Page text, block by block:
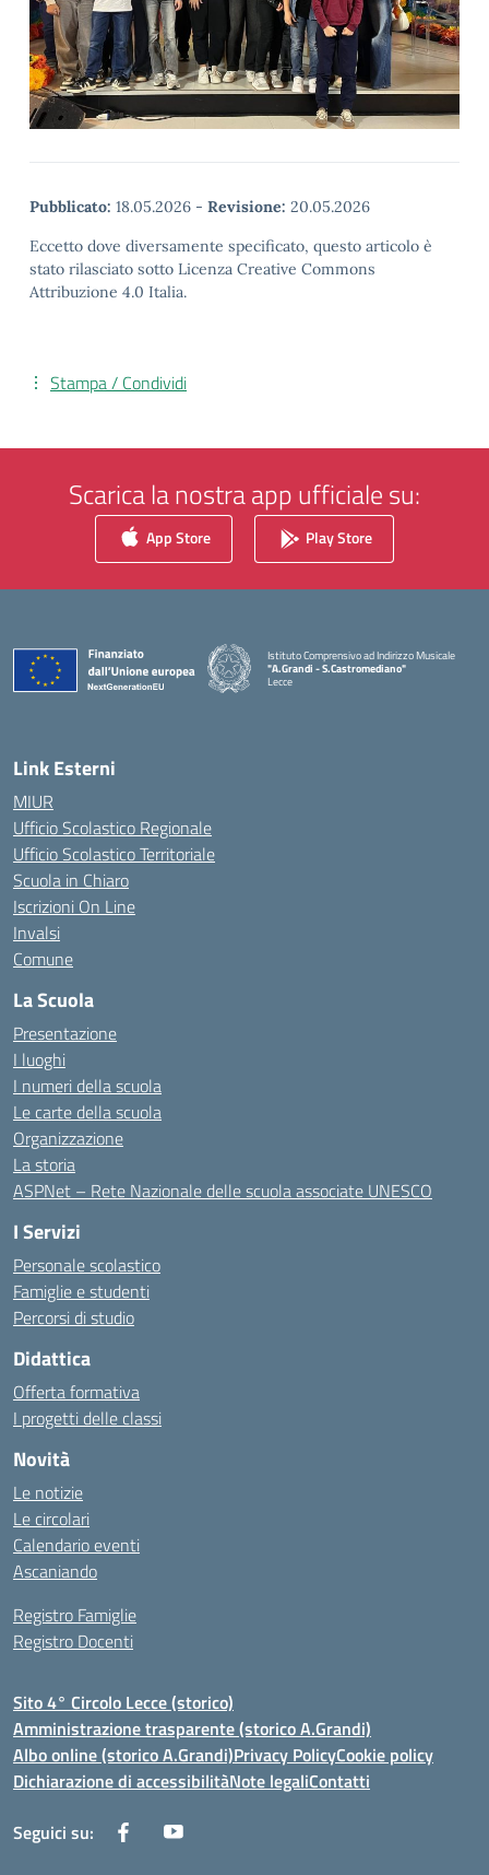
Pubblicato: 18.05.2026 - Revisione: 20.05.2026
Eccetto dove diversamente specificato, questo articolo è
stato rilasciato sotto Licenza Creative Commons
Attribuzione 4.0 Italia.
Stampa / Condividi
Scarica la nostra app ufficiale su:
App Store Play Store
Istituto Comprensivo ad Indirizzo Musicale
"A.Grandi - S.Castromediano"
Lecce
Link Esterni
MIUR
Ufficio Scolastico Regionale
Ufficio Scolastico Territoriale
Scuola in Chiaro
Iscrizioni On Line
Invalsi
Comune
La Scuola
Presentazione
I luoghi
I numeri della scuola
Le carte della scuola
Organizzazione
La storia
ASPNet – Rete Nazionale delle scuola associate UNESCO
I Servizi
Personale scolastico
Famiglie e studenti
Percorsi di studio
Didattica
Offerta formativa
I progetti delle classi
Novità
Le notizie
Le circolari
Calendario eventi
Ascaniando
Registro Famiglie
Registro Docenti
Sito 4° Circolo Lecce (storico)
Amministrazione trasparente (storico A.Grandi)
Albo online (storico A.Grandi)Privacy PolicyCookie policy
Dichiarazione di accessibilitàNote legaliContatti
Seguici su: